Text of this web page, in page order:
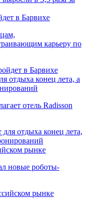
в Барвихе
карьеру по
отдыха конец лета, а
отель Radisson
рынке
новые роботы-